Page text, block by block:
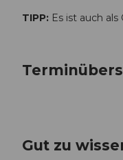
TIPP: Es ist auch
Gut zu